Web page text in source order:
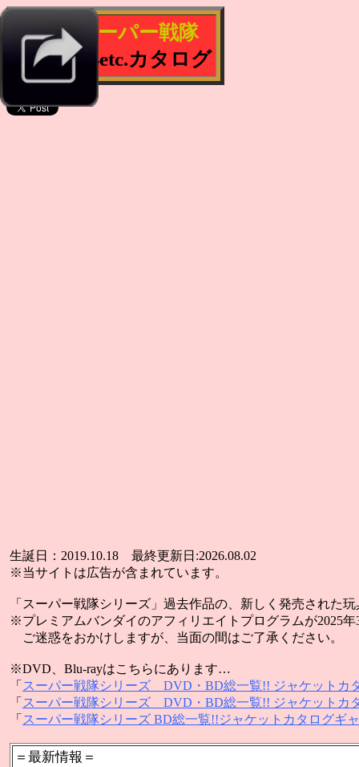
歴代スーパー戦隊
新作玩具etc.カタログ
生誕日：2019.10.18 最終更新日:2026.08.02
※当サイトは広告が含まれています。
「スーパー戦隊シリーズ」過去作品の、新しく発売された
※プレミアムバンダイのアフィリエイトプログラムが2025
ご迷惑をおかけしますが、当面の間はご了承ください。
※DVD、Blu-rayはこちらにあります…
「 スーパー戦隊シリーズ DVD・BD総一覧!! ジャケットカ
「 スーパー戦隊シリーズ DVD・BD総一覧!! ジャケットカ
「 スーパー戦隊シリーズ BD総一覧!!ジャケットカタログギ
＝最新情報＝